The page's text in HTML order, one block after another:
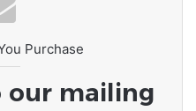
Purchase
our mailing